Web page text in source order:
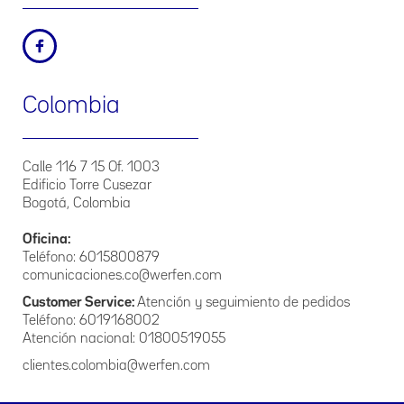
Fecha de publicación: octubre de 2016
El presente Manual de Políticas de Tratamiento de la
Información que La Empresa posee, se regirá por los
Principio de veracidad o calidad. La información contenida
en las bases de datos debe ser veraz, completa, exacta,
actualizada, comprobable y comprensible. Se prohíbe el
registro y divulgación de datos parciales, incompletos,
Principio de finalidad. El tratamiento debe obedecer a una
finalidad legítima de acuerdo con la constitución y la ley, la
Principio de legalidad: El Tratamiento a que se refiere la
presente política debe sujetarse a lo establecido en ella y en
Colombia
Calle 116 7 15 Of. 1003
Edificio Torre Cusezar
Bogotá, Colombia
Oficina:
Teléfono: 6015800879
comunicaciones.co@werfen.com
Customer Service: Atención y seguimiento de pedidos
Teléfono: 6019168002
Atención nacional: 01800519055
clientes.colombia@werfen.com